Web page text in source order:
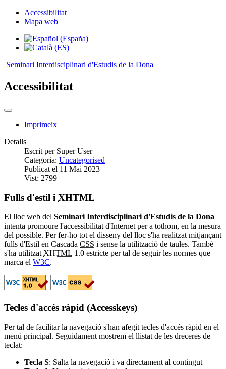
Accessibilitat
Mapa web
Seminari Interdisciplinari d'Estudis de la Dona
Accessibilitat
Imprimeix
Detalls
Escrit per Super User
Categoria: Uncategorised
Publicat el 11 Mai 2023
Vist: 2799
Fulls d'estil i XHTML
El lloc web del Seminari Interdisciplinari d'Estudis de la Dona
intenta promoure l'accessibilitat d'Internet per a tothom, en la mesura
del possible. Per fer-ho tot el disseny del lloc s'ha realitzat mitjançant
fulls d'Estil en Cascada CSS i sense la utilització de taules. També
s'ha utilitzat XHTML 1.0 estricte per tal de seguir les normes que
marca el W3C.
Tecles d'accés ràpid (Accesskeys)
Per tal de facilitar la navegació s'han afegit tecles d'accés ràpid en el
menú principal. Seguidament mostrem el llistat de les dreceres de
teclat:
Tecla S: Salta la navegació i va directament al contingut